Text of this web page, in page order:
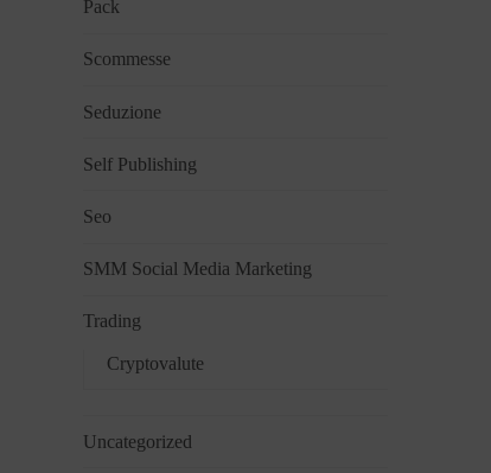
Pack
Scommesse
Seduzione
Self Publishing
Seo
SMM Social Media Marketing
Trading
Cryptovalute
Uncategorized